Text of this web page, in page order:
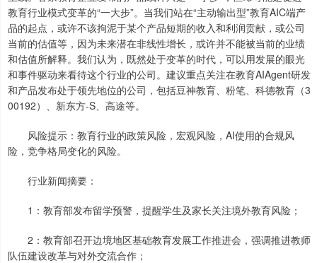
教育行业模式变革的“一大步”。当我们站在“主动输出型”教育AIC端产
品的起点，或许不该拘泥于某个产品短期的收入和利润贡献，或公司
当前的估值等，因为未来潜在非线性增长，或许并不能被当前的业绩
和估值所解释。我们认为，既然处于变革的时代，可以用发展的眼光
和事件驱动来看待这个行业的公司。建议重点关注在教育AIAgent研发
和产品发布处于领先地位的公司，包括豆神教育、粉笔、科德教育（3
00192）、新东方-S、高途等。
风险提示：教育行业的政策风险，宏观风险，AI使用的合规风
险，竞争格局变化的风险。
行业新闻摘要：
1：教育部发布留学预警，提醒学生及家长关注境外教育风险；
2：教育部召开边境地区基础教育发展工作推进会，强调推进教师
队伍建设改革与对外交流合作；